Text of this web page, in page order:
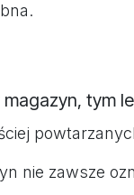
tym
nie zawsze